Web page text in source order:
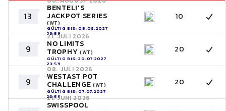
13
BENTELI'S
JACKPOT SERIES
(WT)
GÜLTIG BIS: 05.08.2027
23:59
10
9
21. JULI 2026
NO LIMITS
TROPHY (WT)
GÜLTIG BIS: 20.07.2027
23:59
20
9
08. JULI 2026
WESTAST POT
CHALLENGE (WT)
GÜLTIG BIS: 07.07.2027
23:59
20
21. JUNI 2026
SWISSPOOL